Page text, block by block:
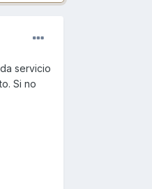
servicio
Si no